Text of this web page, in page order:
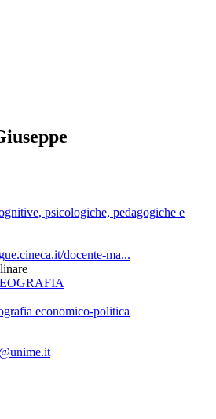
psicologiche, pedagogiche e
docente-ma...
economico-politica